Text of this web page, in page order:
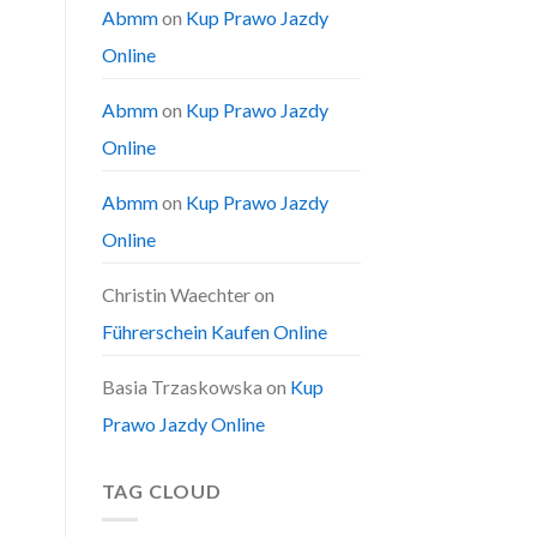
Abmmon Kup Prawo Jazdy
Online
Abmmon Kup Prawo Jazdy
Online
Abmmon Kup Prawo Jazdy
Online
Christin Waechteron
Führerschein Kaufen Online
Basia Trzaskowska on Kup
Prawo Jazdy Online
TAG CLOUD